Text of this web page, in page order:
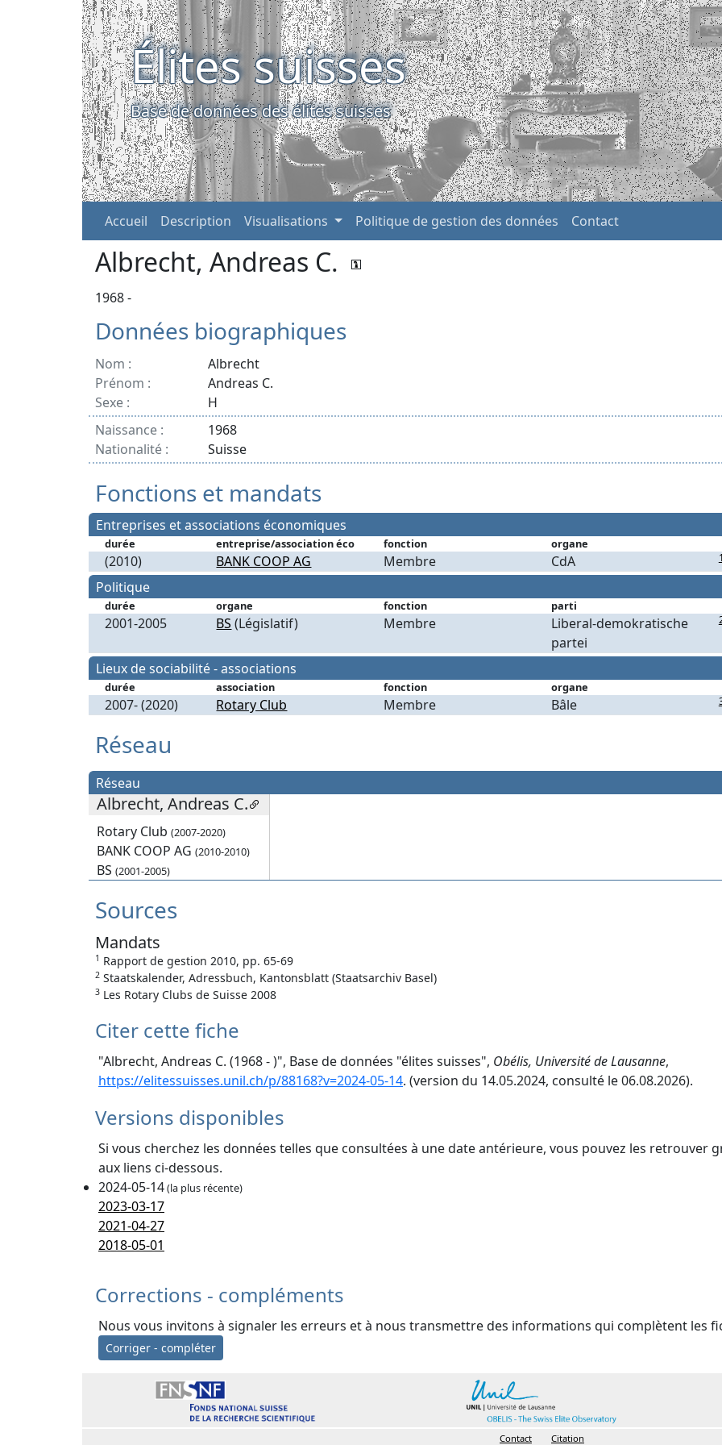
Élites suisses
Base de données des élites suisses
Accueil Description Visualisations Politique de gestion des données Contact
Albrecht, Andreas C.
1968 -
Données biographiques
Nom :
Albrecht
Prénom :
Andreas C.
Sexe :
H
Naissance :
1968
Nationalité :
Suisse
Fonctions et mandats
Entreprises et associations économiques
durée entreprise/association éco fonction organe
(2010) BANK COOP AG Membre CdA 1
Politique
durée organe fonction parti
2001-2005 BS (Législatif) Membre
Liberal-demokratische
partei
Lieux de sociabilité - associations
durée association fonction organe
2007- (2020) Rotary Club Membre Bâle
Réseau
Réseau
Albrecht, Andreas C.
Rotary Club (2007-2020)
BANK COOP AG (2010-2010)
BS (2001-2005)
Sources
Mandats
1 Rapport de gestion 2010, pp. 65-69
2 Staatskalender, Adressbuch, Kantonsblatt (Staatsarchiv Basel)
3 Les Rotary Clubs de Suisse 2008
Citer cette fiche
"Albrecht, Andreas C. (1968 - )", Base de données "élites suisses", Obélis, Université de Lausanne,
https://elitessuisses.unil.ch/p/88168?v=2024-05-14. (version du 14.05.2024, consulté le 06.08.2026).
Versions disponibles
Si vous cherchez les données telles que consultées à une date antérieure, vous pouvez les retrouver
aux liens ci-dessous.
2024-05-14(la plus récente)
2023-03-17
2021-04-27
2018-05-01
Corrections - compléments
Nous vous invitons à signaler les erreurs et à nous transmettre des informations qui complètent les
Corriger - compléter
Contact Citation